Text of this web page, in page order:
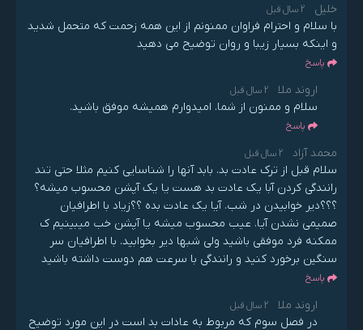
خلیل 2 سال قبل
با سلام و احترام فراوان ممنونم از این همه زحمت که متحمل شدید
و اینکه بسیار زیبا و روان توضیح می دهید
پاسخ
اروند ملا 2 سال قبل
سلام و ممنون از شما. امیدوارم همیشه موفق باشید.
پاسخ
محمد آزاد 2 سال قبل
سلام قبل از ترک عادت بد. بابد آنها را شناسایی کنیم مثلا حتی تند
رانندگی کردن آبا یک عادت بد هست یا یک آپشن محسوب میشه؟
؟؟؟دیر خوابیدن در شب. آیا یک عادت بده ؟؟زیاد با اطرافیان
صمیمی نشدن آیا. عیب محسوب میشه یا آپشن خب میبینیم ک
ممکنه فرد موفقی باشید ولی شبها دیر بخوابید. با اطرافیان سر
سنگین برخورد کنید و رانندگی با سرعت هم دوست داشته باشید
پاسخ
اروند ملا 2 سال قبل
در فصل سوم که مربوط به عادات بد است در این مورد توضیح